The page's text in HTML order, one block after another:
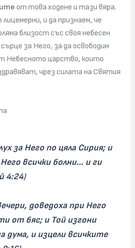
от това ходене и тази вяра.
и да признаем, че
близост със своя небесен
за Него, за да освободим
Небесното царство, които
чрез силата на Святия
за Него по цяла Сирия; и
всички болни… и ги
4:24)
доведоха при Него
от бяс; и Той изгони
дума, и изцели всичките